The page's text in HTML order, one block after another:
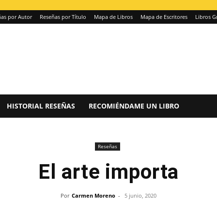
por Autor Reseñas por Título Mapa de Libros Mapa de Escritores Libros
HISTORIAL RESEÑAS RECOMIÉNDAME UN LIBRO
Reseñas
El arte importa
Por Carmen Moreno - 5 junio, 2020